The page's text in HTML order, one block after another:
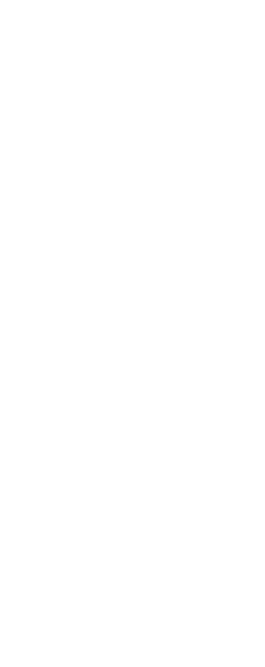
en god barnehage til